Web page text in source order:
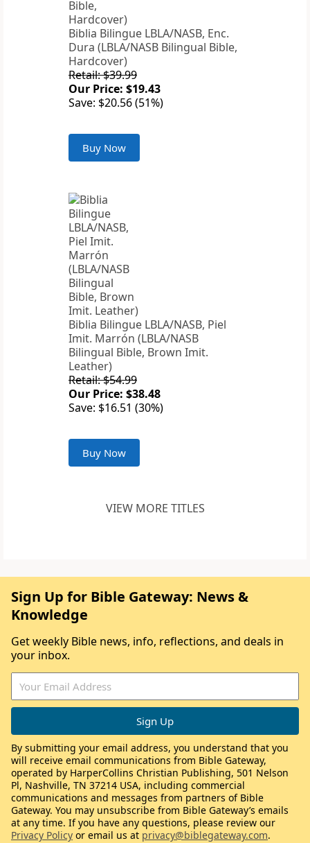
Biblia Bilingue LBLA/NASB, Enc.
Dura (LBLA/NASB Bilingual Bible,
Hardcover)
Retail: $39.99
Our Price: $19.43
Save: $20.56 (51%)
Buy Now
Biblia Bilingue LBLA/NASB, Piel
Imit. Marrón (LBLA/NASB
Bilingual Bible, Brown Imit.
Leather)
Retail: $54.99
Our Price: $38.48
Save: $16.51 (30%)
Buy Now
VIEW MORE TITLES
Sign Up for Bible Gateway: News &
Knowledge
Get weekly Bible news, info, reflections, and deals in
your inbox.
By submitting your email address, you understand that you
will receive email communications from Bible Gateway,
operated by HarperCollins Christian Publishing, 501 Nelson
Pl, Nashville, TN 37214 USA, including commercial
communications and messages from partners of Bible
Gateway. You may unsubscribe from Bible Gateway’s emails
at any time. If you have any questions, please review our
Privacy Policy or email us at privacy@biblegateway.com.